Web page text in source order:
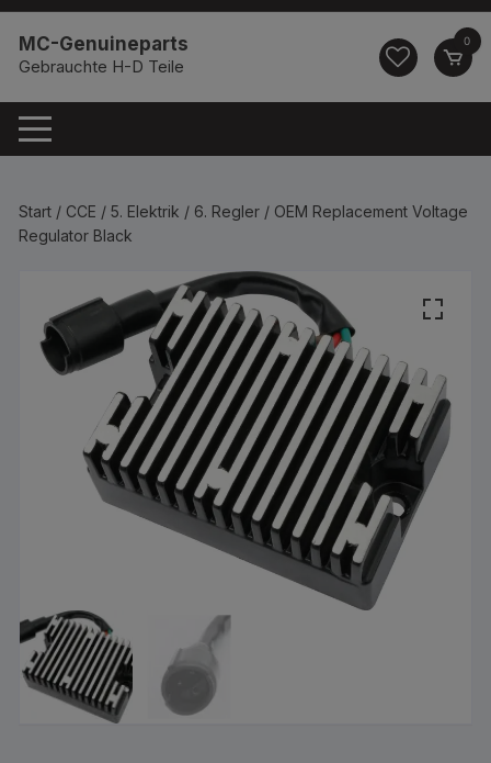
Zum
Inhalt
springen
MC-Genuineparts
Gebrauchte H-D Teile
0
Start / CCE /5. Elektrik / 6. Regler / OEM Replacement Voltage
Regulator Black